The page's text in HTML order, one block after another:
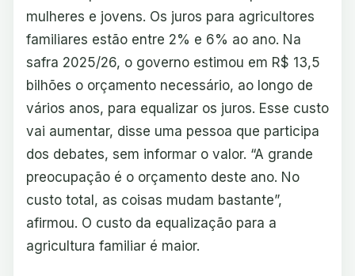
mulheres e jovens. Os juros para agricultores
familiares estão entre 2% e 6% ao ano. Na
safra 2025/26, o governo estimou em R$ 13,5
bilhões o orçamento necessário, ao longo de
vários anos, para equalizar os juros. Esse custo
vai aumentar, disse uma pessoa que participa
dos debates, sem informar o valor. “A grande
preocupação é o orçamento deste ano. No
custo total, as coisas mudam bastante”,
afirmou. O custo da equalização para a
agricultura familiar é maior.